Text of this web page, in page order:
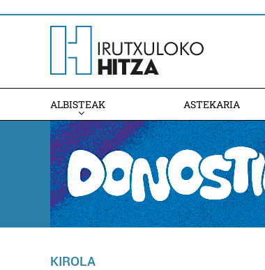
ALBISTEAK ASTEKARIA
KIROLA